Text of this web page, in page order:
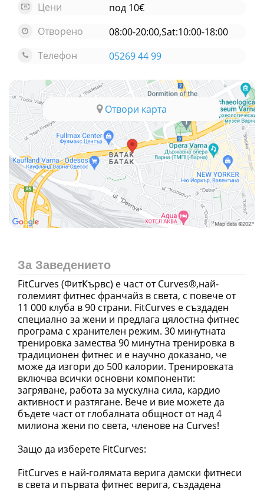
Цени
под 10€
Отворено
08:00-20:00,Sat:10:00-18:00
Телефон
05269 44 99
Отвори карта
За Заведението
FitCurves (ФитКървс) е част от Curves®,най-
големият фитнес франчайз в света, с повече от
11 000 клуба в 90 страни. FitCurves е създаден
специално за жени и предлага цялостна фитнес
програма с хранителен режим. 30 минутната
тренировка замества 90 минутна тренировка в
традиционен фитнес и е научно доказано, че
може да изгори до 500 калории. Тренировката
включва всички основни компоненти:
загряване, работа за мускулна сила, кардио
активност и разтягане. Вече и вие можете да
бъдете част от глобалната общност от над 4
милиона жени по света, членове на Curves!
Защо да изберете FitCurves:
FitCurves е най-голямата верига дамски фитнеси
в света и първата фитнес верига, създадена